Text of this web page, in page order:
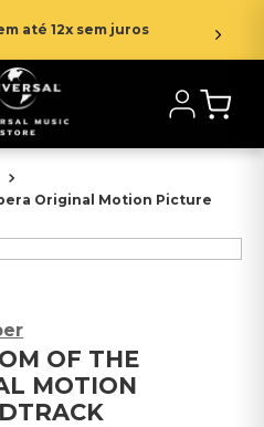
até 12x sem juros
Original Motion Picture
OF THE
MOTION